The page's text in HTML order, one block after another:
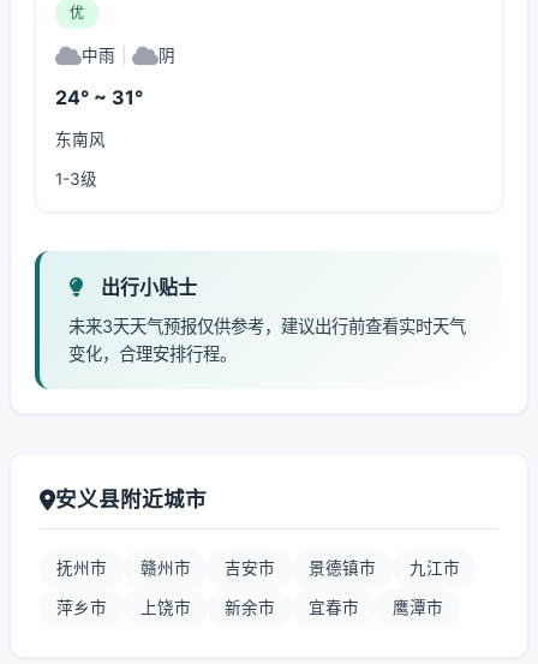
优
中雨 阴
24° ~ 31°
东南风
1-3级
出行小贴士
未来3天天气预报仅供参考，建议出行前查看实时天气
变化，合理安排行程。
安义县附近城市
抚州市 赣州市 吉安市 景德镇市 九江市
萍乡市 上饶市 新余市 宜春市 鹰潭市